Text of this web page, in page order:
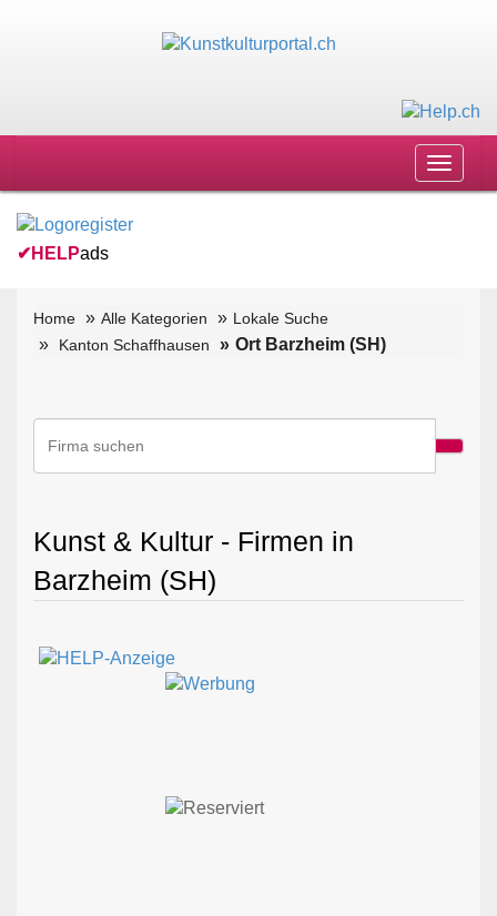
Toggle
✔ HELPads
Home Alle Kategorien
Lokale Suche
Kanton Schaffhausen
Ort Barzheim (SH)
Kunst & Kultur - Firmen in
Barzheim (SH)